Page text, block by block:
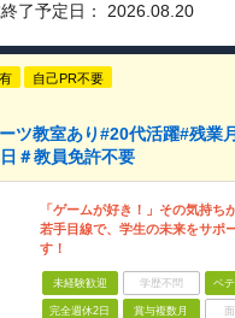
了予定日： 2026.08.20
自己PR不要
ツ教室あり#20代活躍#残業
＃教員免許不要
「ゲームが好き！」その気持
若手目線で、学生の未来をサポ
す！
未経験歓迎 学歴不問 ベ
完全週休2日 賞与複数月